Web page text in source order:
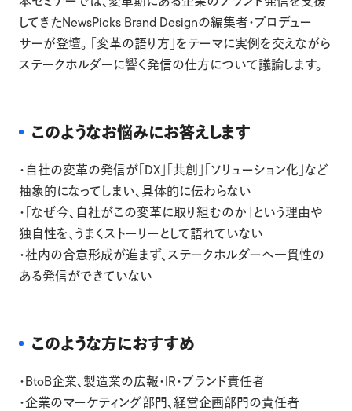
してきたNewsPicks Brand Designの編集者・プロデュー
サーが登壇。 「変革の語り方」をテーマに実例を交えながら
ステークホルダーに響く発信の仕方について議論します。
このようなお悩みにお答えします
・自社の変革の発信が「DX」「共創」「ソリューション化」など
抽象的になってしまい、具体的に伝わらない
・「なぜ今、自社がこの変革に取り組むのか」という理由や
独自性を、うまくストーリーとして語れていない
・社内の合意形成が進まず、ステークホルダーへ一貫性の
ある発信ができていない
このような方におすすめ
・BtoB企業、製造業の広報・IR・ブランド責任者
・企業のマーケティング部門、経営企画部門の責任者